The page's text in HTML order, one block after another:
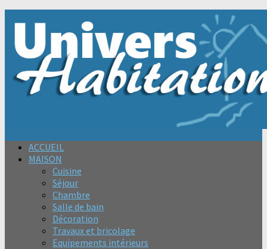
ACCUEIL
MAISON
Cuisine
Séjour
Chambre
Salle de bain
Décoration
Travaux et bricolage
Equipements intérieurs